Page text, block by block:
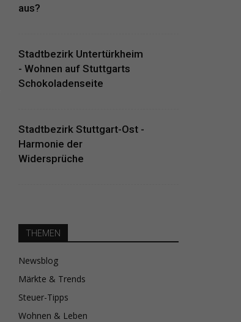
aus?
Stadtbezirk Untertürkheim
- Wohnen auf Stuttgarts
Schokoladenseite
Stadtbezirk Stuttgart-Ost -
Harmonie der
Widersprüche
THEMEN
Newsblog
Märkte & Trends
Steuer-Tipps
Wohnen & Leben